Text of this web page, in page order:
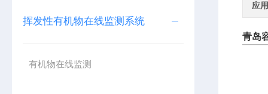
挥发性有机物在线监测系统
有机物在线监测
应
青岛